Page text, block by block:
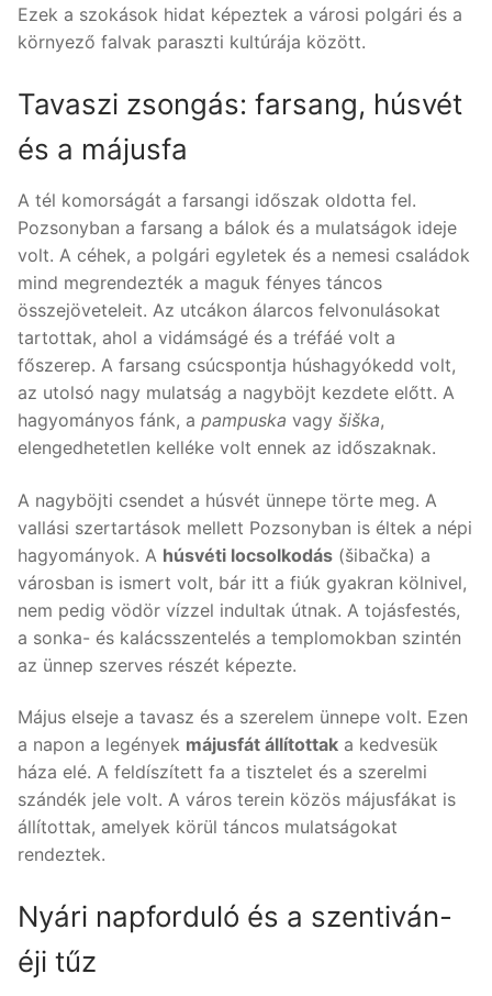
Ezek a szokások hidat képeztek a városi polgári és a
környező falvak paraszti kultúrája között.
Tavaszi zsongás: farsang, húsvét
és a májusfa
A tél komorságát a farsangi időszak oldotta fel.
Pozsonyban a farsang a bálok és a mulatságok ideje
volt. A céhek, a polgári egyletek és a nemesi családok
mind megrendezték a maguk fényes táncos
összejöveteleit. Az utcákon álarcos felvonulásokat
tartottak, ahol a vidámságé és a tréfáé volt a
főszerep. A farsang csúcspontja húshagyókedd volt,
az utolsó nagy mulatság a nagyböjt kezdete előtt. A
hagyományos fánk, a pampuska vagy šiška,
elengedhetetlen kelléke volt ennek az időszaknak.
A nagyböjti csendet a húsvét ünnepe törte meg. A
vallási szertartások mellett Pozsonyban is éltek a népi
hagyományok. A húsvéti locsolkodás (šibačka) a
városban is ismert volt, bár itt a fiúk gyakran kölnivel,
nem pedig vödör vízzel indultak útnak. A tojásfestés,
a sonka- és kalácsszentelés a templomokban szintén
az ünnep szerves részét képezte.
Május elseje a tavasz és a szerelem ünnepe volt. Ezen
a napon a legények májusfát állítottak a kedvesük
háza elé. A feldíszített fa a tisztelet és a szerelmi
szándék jele volt. A város terein közös májusfákat is
állítottak, amelyek körül táncos mulatságokat
rendeztek.
Nyári napforduló és a szentiván-
éji tűz